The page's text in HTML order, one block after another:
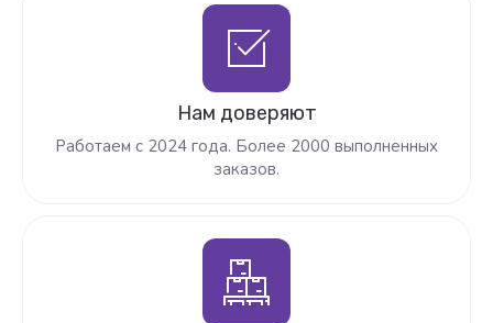
Нам доверяют
Работаем с 2024 года. Более 2000 выполненных
заказов.